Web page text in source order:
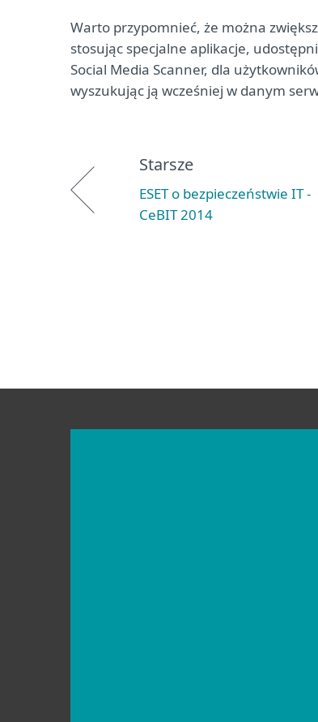
Warto przypomnieć, że można
stosując specjalne aplikacje,
Social Media Scanner, dla
wyszukując ją wcześniej w danym
Starsze
ESET o bezpieczeństwie IT -
CeBIT 2014